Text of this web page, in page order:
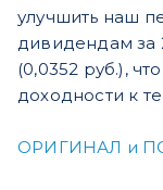
улучшить наш
дивидендам за
(0,0352 руб.),
доходности к
ОРИГИНАЛ и